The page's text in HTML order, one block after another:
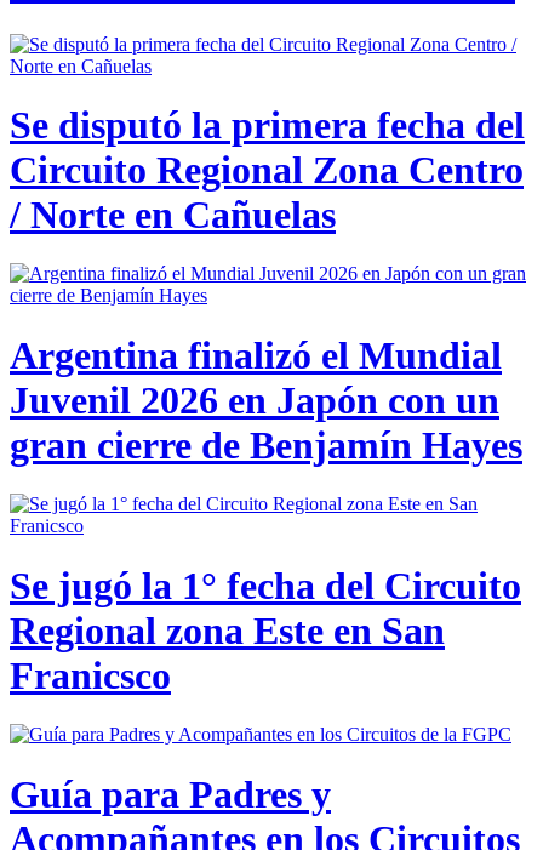
Se disputó la primera fecha del
Circuito Regional Zona Centro
/ Norte en Cañuelas
Argentina finalizó el Mundial
Juvenil 2026 en Japón con un
gran cierre de Benjamín Hayes
Se jugó la 1° fecha del Circuito
Regional zona Este en San
Franicsco
Guía para Padres y
Acompañantes en los Circuitos